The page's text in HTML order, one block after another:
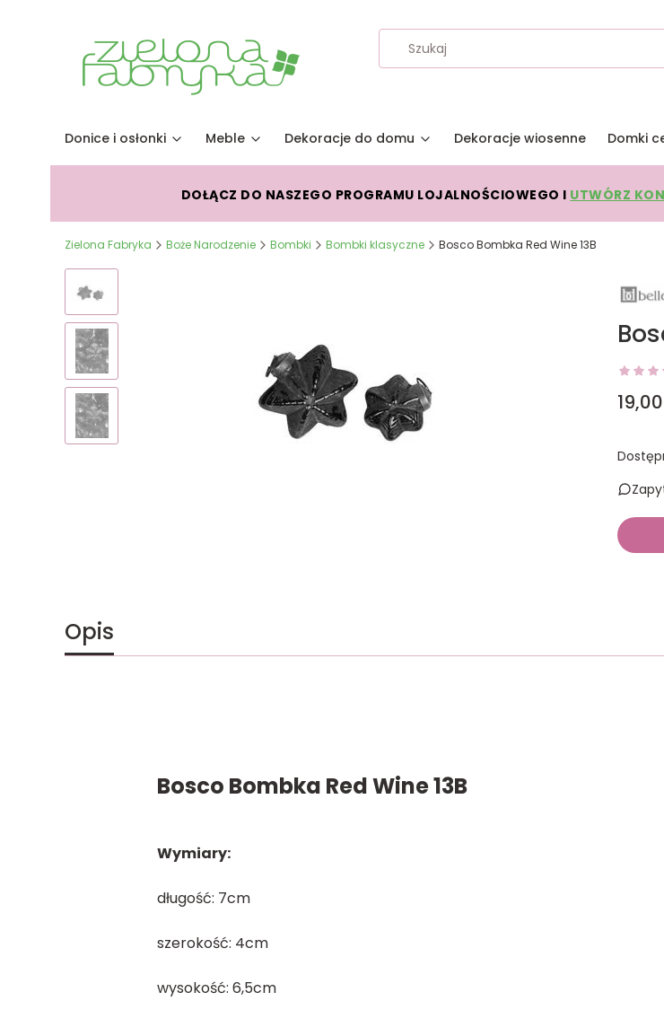
Donice i osłonki Meble Dekoracje do domu Dekoracje wiosenne Domki
DOŁĄCZ DO NASZEGO PROGRAMU LOJALNOŚCIOWEGO I UTWÓRZ
Zielona Fabryka Boże Narodzenie Bombki Bombki klasyczne Bosco Bombka Red Wine 13B
Cena
19,00
Opis
Bosco Bombka Red Wine 13B
Wymiary:
długość: 7cm
szerokość: 4cm
wysokość: 6,5cm